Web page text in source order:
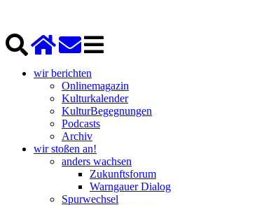
wir berichten
Onlinemagazin
Kulturkalender
KulturBegegnungen
Podcasts
Archiv
wir stoßen an!
anders wachsen
Zukunftsforum
Warngauer Dialog
Spurwechsel